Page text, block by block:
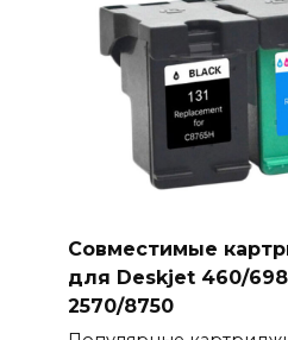
Совместимые
для Deskjet 460/
2570/8750